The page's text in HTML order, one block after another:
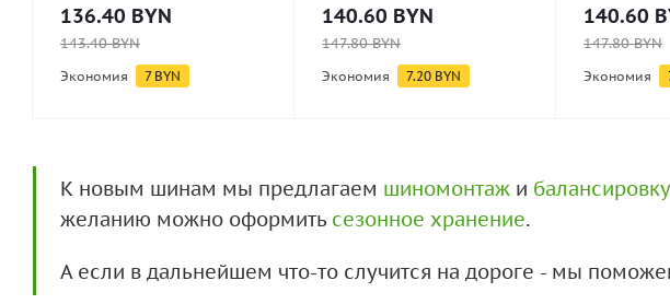
136.40 BYN
143.40BYN
Экономия 7BYN
140.60 BYN
147.80BYN
Экономия 7.20 BYN
140.60
147.80BYN
Экономия
К новым шинам мы предлагаем шиномонтаж и балансировку
желанию можно оформить сезонное хранение.
А если в дальнейшем что-то случится на дороге - мы